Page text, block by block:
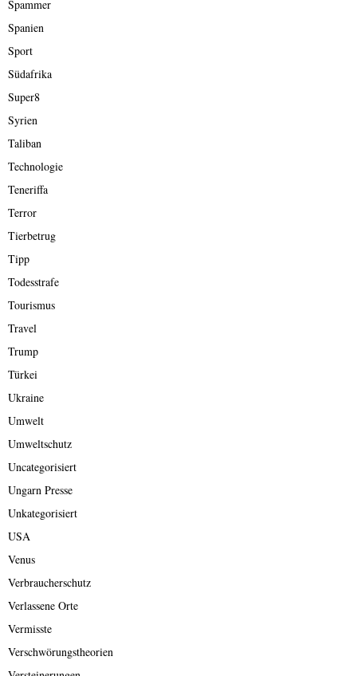
Spammer
Spanien
Sport
Südafrika
Super8
Syrien
Taliban
Technologie
Teneriffa
Terror
Tierbetrug
Tipp
Todesstrafe
Tourismus
Travel
Trump
Türkei
Ukraine
Umwelt
Umweltschutz
Uncategorisiert
Ungarn Presse
Unkategorisiert
USA
Venus
Verbraucherschutz
Verlassene Orte
Vermisste
Verschwörungstheorien